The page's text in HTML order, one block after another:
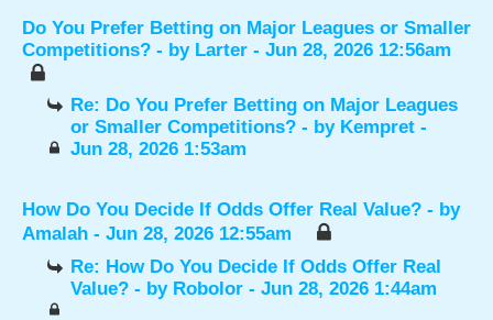
Do You Prefer Betting on Major Leagues or Smaller
Competitions? - by Larter - Jun 28, 2026 12:56am
Re: Do You Prefer Betting on Major Leagues
or Smaller Competitions? - by Kempret -
Jun 28, 2026 1:53am
How Do You Decide If Odds Offer Real Value? - by
Amalah - Jun 28, 2026 12:55am
Re: How Do You Decide If Odds Offer Real
Value? - by Robolor - Jun 28, 2026 1:44am